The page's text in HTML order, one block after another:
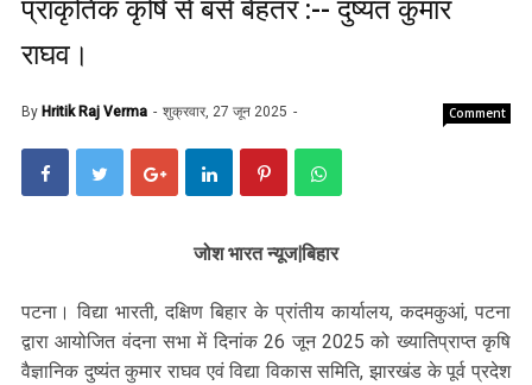
प्राकृतिक कृषि से बसे बेहतर :-- दुष्यंत कुमार
राघव।
By Hritik Raj Verma शुक्रवार, 27 जून 2025 Comment
जोश भारत न्यूज|बिहार
पटना। विद्या भारती, दक्षिण बिहार के प्रांतीय कार्यालय, कदमकुआं, पटना
द्वारा आयोजित वंदना सभा में दिनांक 26 जून 2025 को ख्यातिप्राप्त कृषि
वैज्ञानिक दुष्यंत कुमार राघव एवं विद्या विकास समिति, झारखंड के पूर्व प्रदेश